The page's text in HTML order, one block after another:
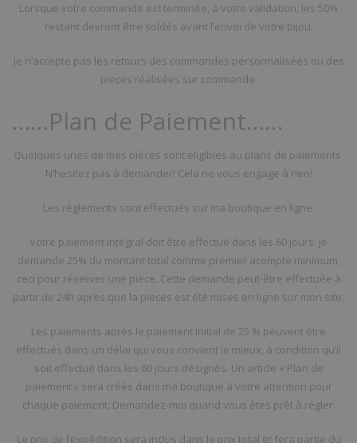
Lorsque votre commande est terminée, à votre validation, les 50%
restant devront être soldés avant l’envoi de votre bijou.
Je n’accepte pas les retours des commandes personnalisées ou des
pieces réalisées sur commande.
……Plan de Paiement……
Quelques unes de mes pièces sont eligibles au plans de paiements
N’hesitez pas à demander! Cela ne vous engage à rien!
Les règlements sont effectués sur ma boutique en ligne.
Votre paiement intégral doit être effectué dans les 60 jours. Je
demande 25% du montant total comme premier acompte minimum,
ceci pour réserver une pièce. Cette demande peut-être effectuée à
partir de 24h après que la pieces est été mises en ligne sur mon site.
Les paiements après le paiement initial de 25 % peuvent être
effectués dans un délai qui vous convient le mieux, à condition qu’il
soit effectué dans les 60 jours désignés. Un article « Plan de
paiement » sera créés dans ma boutique à votre attention pour
chaque paiement. Demandez-moi quand vous êtes prêt à régler.
Le prix de l’expédition sera inclus dans le prix total et fera partie du